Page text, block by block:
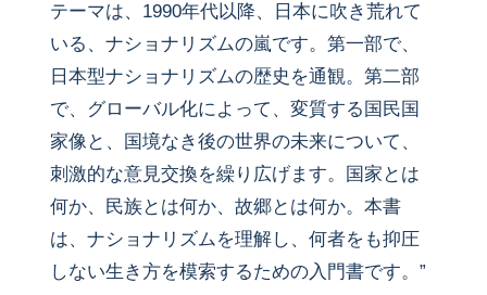
テーマは、1990年代以降、日本に吹き荒れて
いる、ナショナリズムの嵐です。第一部で、
日本型ナショナリズムの歴史を通観。第二部
で、グローバル化によって、変質する国民国
家像と、国境なき後の世界の未来について、
刺激的な意見交換を繰り広げます。国家とは
何か、民族とは何か、故郷とは何か。本書
は、ナショナリズムを理解し、何者をも抑圧
しない生き方を模索するための入門書です。”